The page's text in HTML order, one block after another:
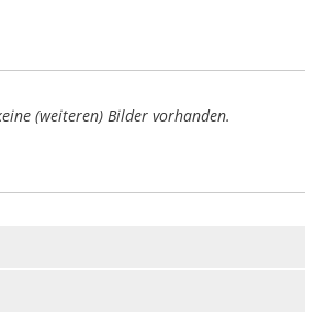
(weiteren) Bilder vorhanden.